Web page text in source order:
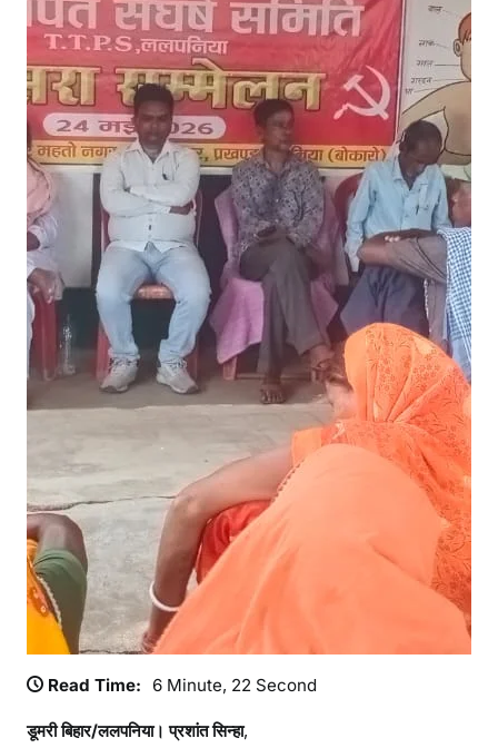
वि
स्था
पि
त
घ
र्ष
स
मि
ति
स
म्मे
न
:
ती
स
में
Read Time: 6 Minute, 22 Second
डूमरी बिहार/ललपनिया। प्रशांत सिन्हा,